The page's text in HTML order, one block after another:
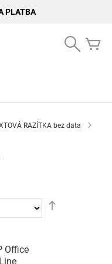
PLATBA
Search
RAZÍTKA bez data
Office